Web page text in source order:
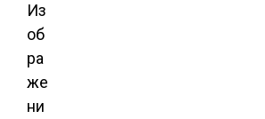
Из
об
ра
же
ни